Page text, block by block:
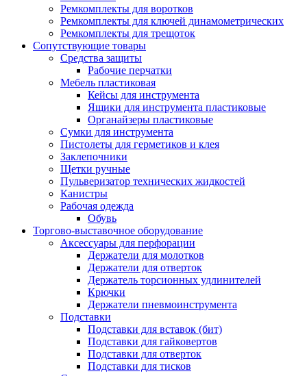
Ремкомплекты для воротков
Ремкомплекты для ключей динамометрических
Ремкомплекты для трещоток
Сопутствующие товары
Средства защиты
Рабочие перчатки
Мебель пластиковая
Кейсы для инструмента
Ящики для инструмента пластиковые
Органайзеры пластиковые
Сумки для инструмента
Пистолеты для герметиков и клея
Заклепочники
Щетки ручные
Пульверизатор технических жидкостей
Канистры
Рабочая одежда
Обувь
Торгово-выставочное оборудование
Аксессуары для перфорации
Держатели для молотков
Держатели для отверток
Держатель торсионных удлинителей
Крючки
Держатели пневмоинструмента
Подставки
Подставки для вставок (бит)
Подставки для гайковертов
Подставки для отверток
Подставки для тисков